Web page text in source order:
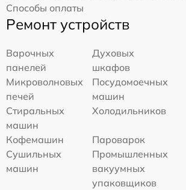
Способы оплаты
Ремонт устройств
Варочных
панелей
Духовых
шкафов
Микроволновых
печей
Посудомоечных
машин
Стиральных
машин
Холодильников
Кофемашин
Пароварок
Сушильных
машин
Промышленных
вакуумных
упаковщиков